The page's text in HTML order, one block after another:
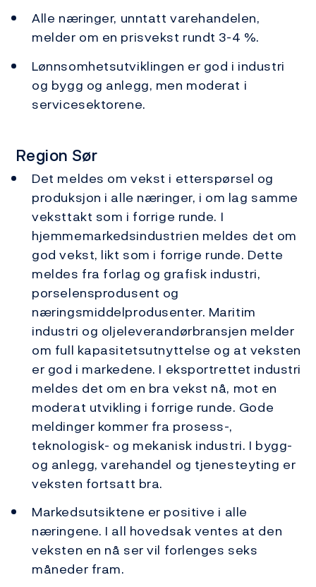
Alle næringer, unntatt varehandelen,
melder om en prisvekst rundt 3-4 %.
Lønnsomhetsutviklingen er god i industri
og bygg og anlegg, men moderat i
servicesektorene.
Region Sør
Det meldes om vekst i etterspørsel og
produksjon i alle næringer, i om lag samme
veksttakt som i forrige runde. I
hjemmemarkedsindustrien meldes det om
god vekst, likt som i forrige runde. Dette
meldes fra forlag og grafisk industri,
porselensprodusent og
næringsmiddelprodusenter. Maritim
industri og oljeleverandørbransjen melder
om full kapasitetsutnyttelse og at veksten
er god i markedene. I eksportrettet industri
meldes det om en bra vekst nå, mot en
moderat utvikling i forrige runde. Gode
meldinger kommer fra prosess-,
teknologisk- og mekanisk industri. I bygg-
og anlegg, varehandel og tjenesteyting er
veksten fortsatt bra.
Markedsutsiktene er positive i alle
næringene. I all hovedsak ventes at den
veksten en nå ser vil forlenges seks
måneder fram.